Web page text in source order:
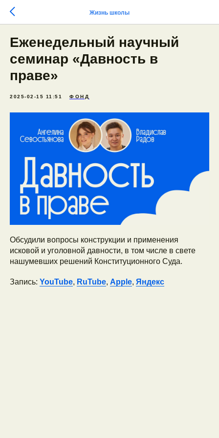
Жизнь школы
Еженедельный научный
семинар «Давность в
праве»
2025-02-15 11:51 ФОНД
Обсудили вопросы конструкции и применения
исковой и уголовной давности, в том числе в свете
нашумевших решений Конституционного Суда.
Запись: YouTube, RuTube, Apple, Яндекс